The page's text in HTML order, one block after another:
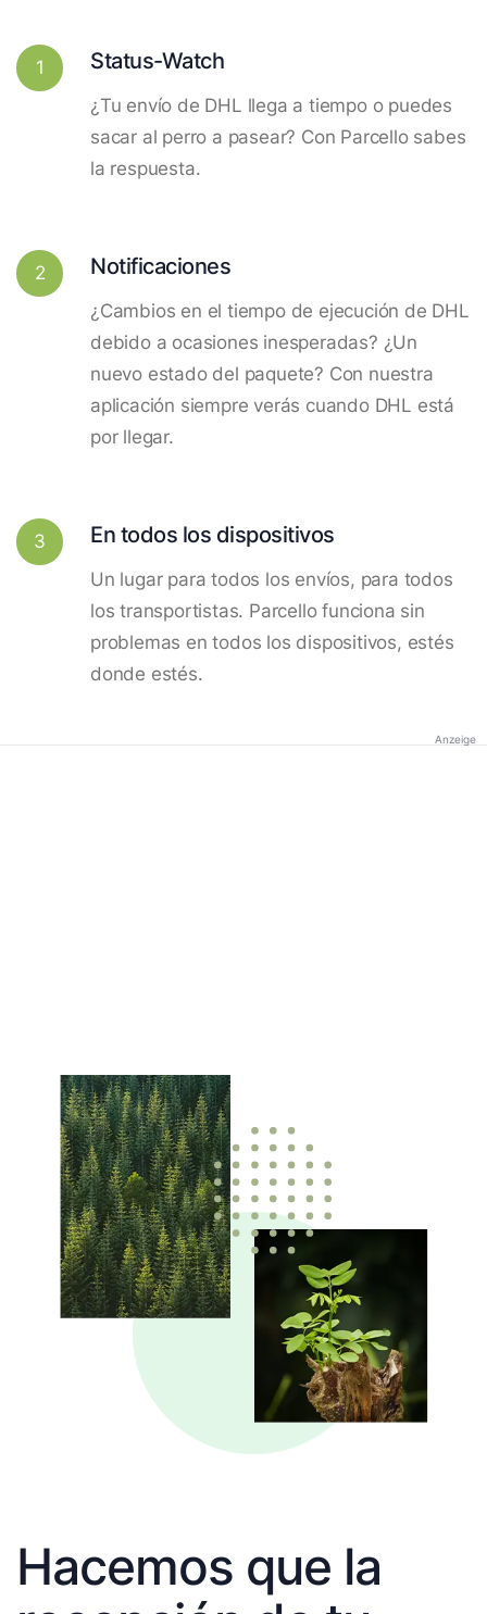
1 Status-Watch
¿Tu envío de DHL llega a tiempo o puedes
sacar al perro a pasear? Con Parcello sabes
la respuesta.
2 Notificaciones
¿Cambios en el tiempo de ejecución de DHL
debido a ocasiones inesperadas? ¿Un
nuevo estado del paquete? Con nuestra
aplicación siempre verás cuando DHL está
por llegar.
3 En todos los dispositivos
Un lugar para todos los envíos, para todos
los transportistas. Parcello funciona sin
problemas en todos los dispositivos, estés
donde estés.
Anzeige
Hacemos que la